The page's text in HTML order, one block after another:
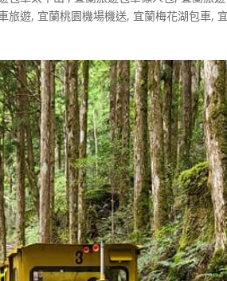
旅遊, 宜蘭桃園機場機送, 宜蘭梅花湖包車,